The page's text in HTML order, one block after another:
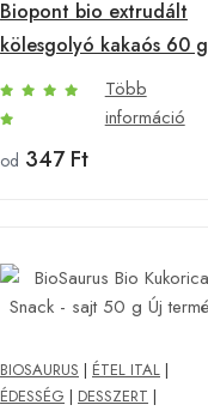
Biopont bio extrudált
kölesgolyó kakaós 60 g
Több
információ
od 347 Ft
BIOSAURUS | ÉTEL ITAL |
ÉDESSÉG | DESSZERT |